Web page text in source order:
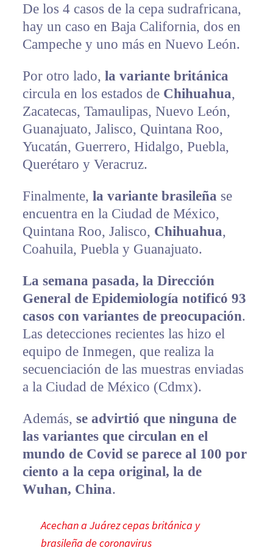
De los 4 casos de la cepa sudrafricana,
hay un caso en Baja California, dos en
Campeche y uno más en Nuevo León.
Por otro lado, la variante británica
circula en los estados de Chihuahua,
Zacatecas, Tamaulipas, Nuevo León,
Guanajuato, Jalisco, Quintana Roo,
Yucatán, Guerrero, Hidalgo, Puebla,
Querétaro y Veracruz.
Finalmente, la variante brasileña se
encuentra en la Ciudad de México,
Quintana Roo, Jalisco, Chihuahua,
Coahuila, Puebla y Guanajuato.
La semana pasada, la Dirección
General de Epidemiología notificó 93
casos con variantes de preocupación.
Las detecciones recientes las hizo el
equipo de Inmegen, que realiza la
secuenciación de las muestras enviadas
a la Ciudad de México (Cdmx).
Además, se advirtió que ninguna de
las variantes que circulan en el
mundo de Covid se parece al 100 por
ciento a la cepa original, la de
Wuhan, China.
Acechan a Juárez cepas británica y
brasileña de coronavirus